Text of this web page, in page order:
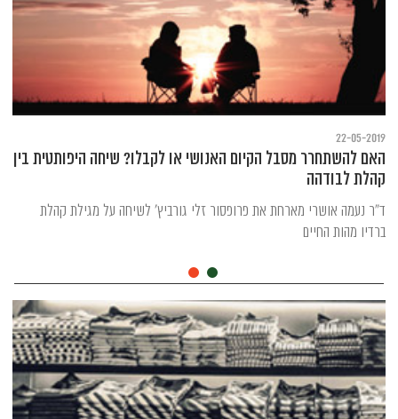
22-05-2019
האם להשתחרר מסבל הקיום האנושי או לקבלו? שיחה היפותטית בין
קהלת לבודהה
ד"ר נעמה אושרי מארחת את פרופסור זלי גורביץ' לשיחה על מגילת קהלת
ברדיו מהות החיים